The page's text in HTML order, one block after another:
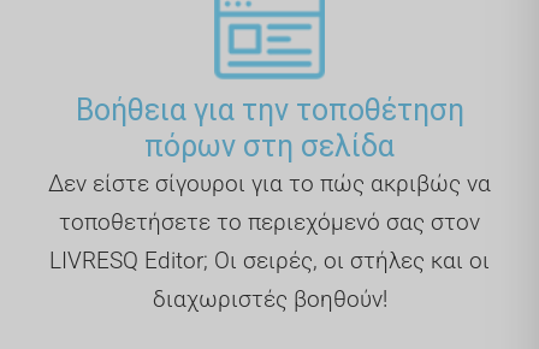
Βοήθεια για την τοποθέτηση
πόρων στη σελίδα
Δεν είστε σίγουροι για το πώς ακριβώς να
τοποθετήσετε το περιεχόμενό σας στον
LIVRESQ Editor; Οι σειρές, οι στήλες και οι
διαχωριστές βοηθούν!